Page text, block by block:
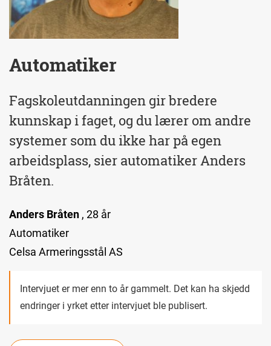
Automatiker
Fagskoleutdanningen gir bredere
kunnskap i faget, og du lærer om andre
systemer som du ikke har på egen
arbeidsplass, sier automatiker Anders
Bråten.
Anders Bråten , 28 år
Automatiker
Celsa Armeringsstål AS
Intervjuet er mer enn to år gammelt. Det kan ha skjedd
endringer i yrket etter intervjuet ble publisert.